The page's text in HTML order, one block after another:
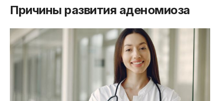
Причины развития аденомиоза